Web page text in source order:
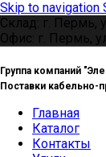
Skip to navigation
Склад: г. Пермь,
Офис: г. Пермь,
Группа компаний
Поставки кабельно-
Главная
Каталог
Контакты